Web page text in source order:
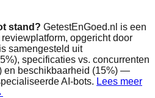
stand? GetestEnGoed.nl is een
opgericht door
is samengesteld uit
specificaties vs. concurrenten
en beschikbaarheid (15%) —
AI-bots. Lees meer